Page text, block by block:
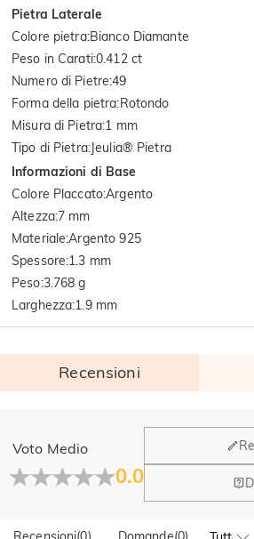
Pietra Laterale
Colore pietra:Bianco Diamante
Peso in Carati:0.412 ct
Numero di Pietre:49
Forma della pietra:Rotondo
Misura di Pietra:1 mm
Tipo di Pietra:Jeulia® Pietra
Informazioni di Base
Colore Placcato:Argento
Altezza:7 mm
Materiale:Argento 925
Spessore:1.3 mm
Peso:3.768 g
Larghezza:1.9 mm
Recensioni
Voto Medio
0.0
Generale
Dove si trova la tua azienda?
La sede principale è a Los Angeles,
Kong.